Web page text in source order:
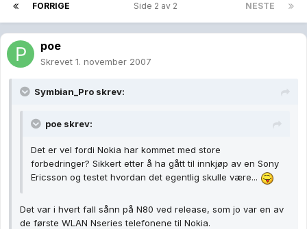
FORRIGE NESTE
Side 2 av 2
poe
Skrevet 1. november 2007
Symbian_Pro skrev:
poe skrev:
Det er vel fordi Nokia har kommet med store
forbedringer? Sikkert etter å ha gått til innkjøp av en Sony
Ericsson og testet hvordan det egentlig skulle være...
Det var i hvert fall sånn på N80 ved release, som jo var en av
de første WLAN Nseries telefonene til Nokia.